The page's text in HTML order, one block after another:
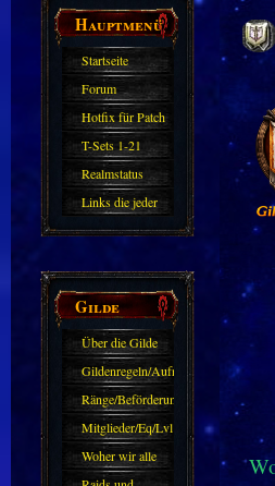
Hauptmenü
Startseite
Forum
Hotfix für Patch
11.X
T-Sets 1-21
Realmstatus
Links die jeder
kennen sollte?!
Gilde
Über die Gilde
(DAW)
Gildenregeln/Aufnahme
Ränge/Beförderungen
Mitglieder/Eq/Lvl
Woher wir alle